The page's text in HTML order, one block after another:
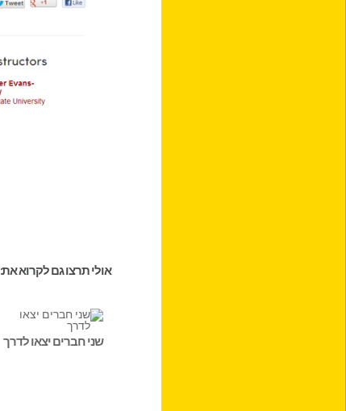
אולי תרצו גם לקרוא את:
שני חברים יצאו לדרך